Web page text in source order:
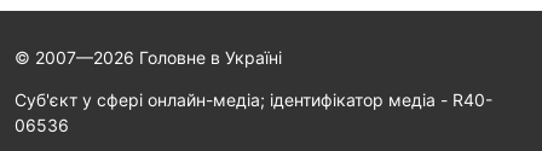
© 2007—2026 Головне в Україні
Cуб'єкт у сфері онлайн-медіа; ідентифікатор медіа - R40-
06536